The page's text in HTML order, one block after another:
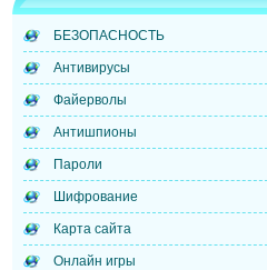
БЕЗОПАСНОСТЬ
Антивирусы
Файерволы
Антишпионы
Пароли
Шифрование
Карта сайта
Онлайн игры